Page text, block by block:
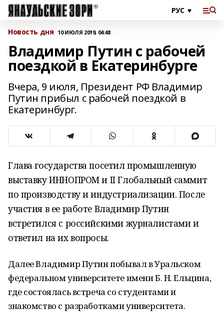
Новость дня 10 ИЮЛЯ 2019, 04:48
Владимир Путин с рабочей
поездкой в Екатеринбурге
Вчера, 9 июля, Президент РФ Владимир
Путин прибыл с рабочей поездкой в
Екатеринбург.
Глава государства посетил промышленную
выставку ИННОПРОМ и II Глобальный саммит
по производству и индустриализации. После
участия в ее работе Владимир Путин
встретился с российскими журналистами и
ответил на их вопросы.
Далее Владимир Путин побывал в Уральском
федеральном университете имени Б. Н. Ельцина,
где состоялась встреча со студентами и
знакомство с разработками университета.